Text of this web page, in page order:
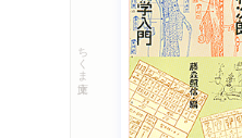
ちくま文庫